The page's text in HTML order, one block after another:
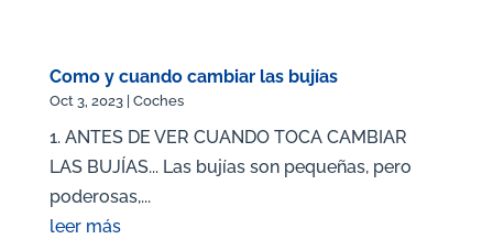
Como y cuando cambiar las bujías
Oct 3, 2023| Coches
1. ANTES DE VER CUANDO TOCA CAMBIAR
LAS BUJÍAS... Las bujías son pequeñas, pero
poderosas,...
leer más